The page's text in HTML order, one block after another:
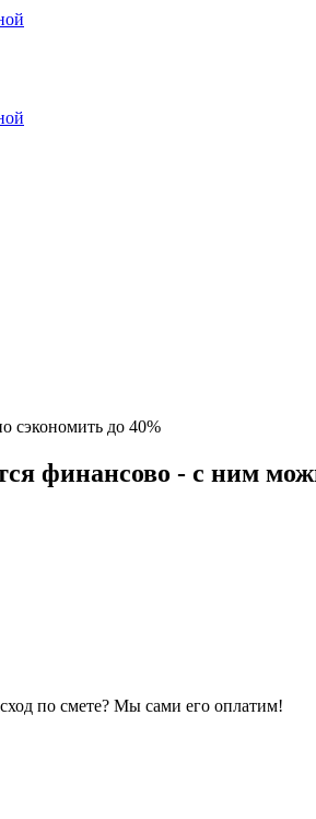
сэкономить до 40%
финансово - с ним
по смете? Мы сами его оплатим!